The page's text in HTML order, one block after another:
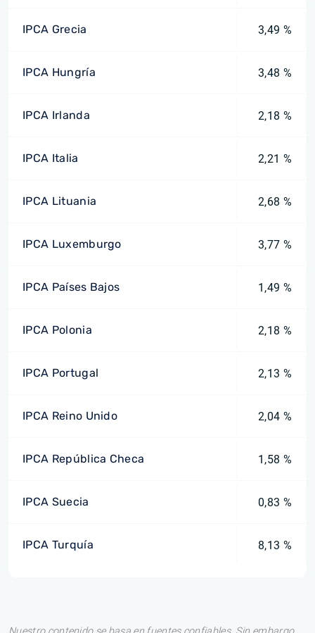
IPCA Grecia 3,49 %
IPCA Hungría 3,48 %
IPCA Irlanda 2,18 %
IPCA Italia 2,21 %
IPCA Lituania 2,68 %
IPCA Luxemburgo 3,77 %
IPCA Países Bajos 1,49 %
IPCA Polonia 2,18 %
IPCA Portugal 2,13 %
IPCA Reino Unido 2,04 %
IPCA República Checa 1,58 %
IPCA Suecia 0,83 %
IPCA Turquía 8,13 %